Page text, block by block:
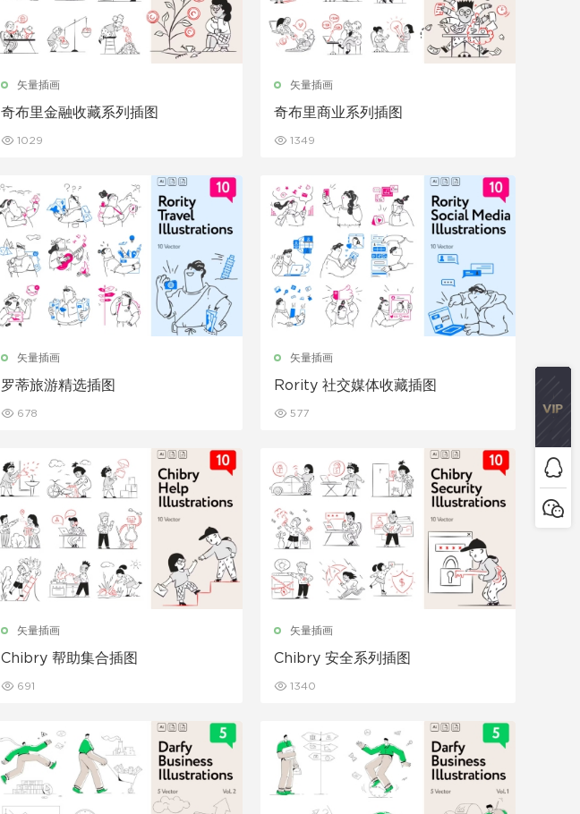
矢量插画
奇布里金融收藏系列插图
1029
矢量插画
奇布里商业系列插图
1349
矢量插画
罗蒂旅游精选插图
678
矢量插画
Rority 社交媒体收藏插图
577
矢量插画
Chibry 帮助集合插图
691
矢量插画
Chibry 安全系列插图
1340